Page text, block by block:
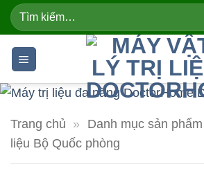
Skip
content
Tìm
kiếm:
Trang chủ » Danh mục sản phẩm
liệu Bộ Quốc phòng